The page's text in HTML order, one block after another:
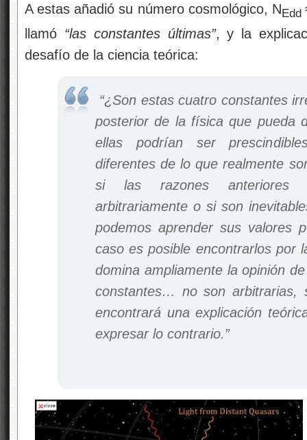
A estas añadió su número cosmológico, NEdd
llamó “las constantes últimas”, y la
desafío de la ciencia teórica:
“¿Son estas cuatro constantes
posterior de la física que pueda
ellas podrían ser
diferentes de lo que realmente
si las razones anteriores
arbitrariamente o si son
podemos aprender sus valores
caso es posible encontrarlos
domina ampliamente la opinión
constantes… no son arbitrarias,
encontrará una explicación
expresar lo contrario.”